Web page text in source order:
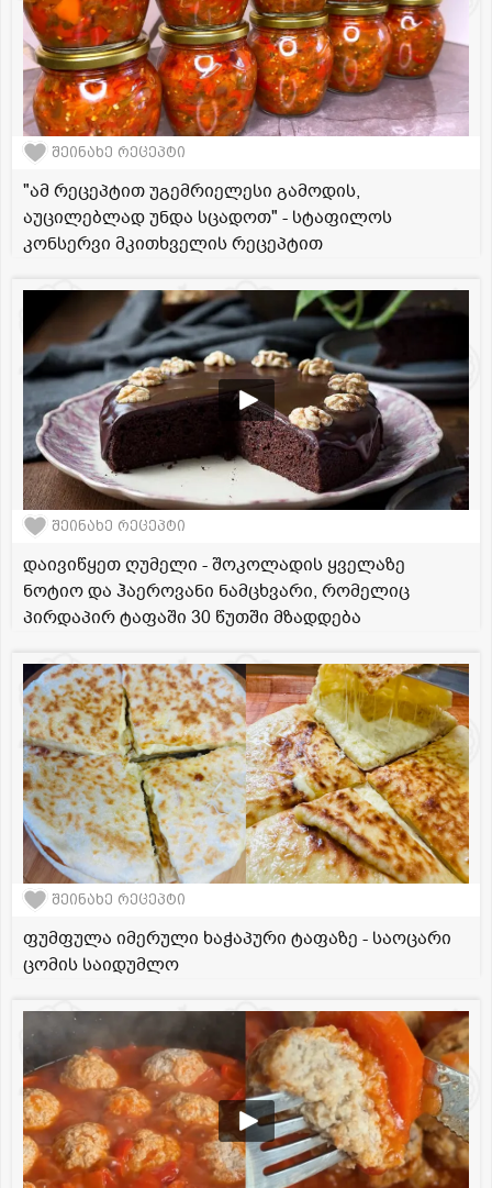
შეინახე რეცეპტი
"ამ რეცეპტით უგემრიელესი გამოდის,
აუცილებლად უნდა სცადოთ" - სტაფილოს
კონსერვი მკითხველის რეცეპტით
შეინახე რეცეპტი
დაივიწყეთ ღუმელი - შოკოლადის ყველაზე
ნოტიო და ჰაეროვანი ნამცხვარი, რომელიც
პირდაპირ ტაფაში 30 წუთში მზადდება
შეინახე რეცეპტი
ფუმფულა იმერული ხაჭაპური ტაფაზე - საოცარი
ცომის საიდუმლო